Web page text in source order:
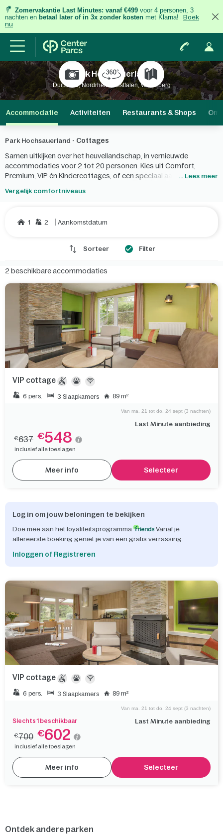
Zomervakantie Last Minutes: vanaf €499 voor 4 personen, 3
nachten en betaal later of in 3x zonder kosten met Klarna!
Boek
nu
Park Hochsauerland
Duitsland, Nordrhein-Westfalen, Winterberg
Accommodatie Activiteiten Restaurants & Shops
Park Hochsauerland - Cottages
Samen uitkijken over het heuvellandschap, in vernieuwde
accommodaties voor 2 tot 20 personen. Kies uit Comfort,
Premium, VIP én Kindercottages, of een speciaal aangepaste
in een vernieuwde hotelkamer?
... Lees meer
Vergelijk comfortniveaus
1 2 Aankomstdatum
Sorteer Filter
2 beschikbare accommodaties
VIP cottage
6 pers. 3 Slaapkamers 89 m²
Last Minute aanbieding
Van ma. 21 tot do. 24 sept (3 nachten)
€637 €548
inclusief alle toeslagen
Meer info Selecteer
Log in om jouw beloningen te bekijken
Doe mee aan het loyaliteitsprogramma
Vanaf je
allereerste boeking geniet je van een gratis verrassing.
Inloggen of Registreren
VIP cottage
6 pers. 3 Slaapkamers 89 m²
Slechts 1 beschikbaar Last Minute aanbieding
Van ma. 21 tot do. 24 sept (3 nachten)
€700 €602
inclusief alle toeslagen
Meer info Selecteer
Ontdek andere parken